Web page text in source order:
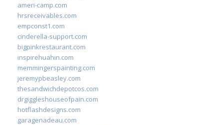
ameri-camp.com
hrsreceivables.com
empconst1.com
cinderella-support.com
bigpinkrestaurant.com
inspirehuahin.com
memmingerspainting.com
jeremypbeasley.com
thesandwichdepotcos.com
drgiggleshouseofpain.com
hotflashdesigns.com
garagenadeau.com